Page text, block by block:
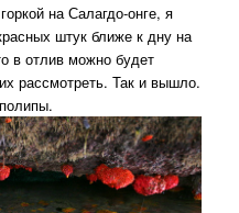
на Салагдо-онге, я
штук ближе к дну на
в отлив можно будет
рассмотреть. Так и вышло.